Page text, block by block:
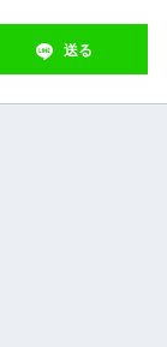
送る